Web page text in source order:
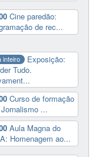
Cine paredão:
de rec...
inteiro
Exposição:
Tudo.
Curso de formação
...
Aula Magna do
Homenagem ao...